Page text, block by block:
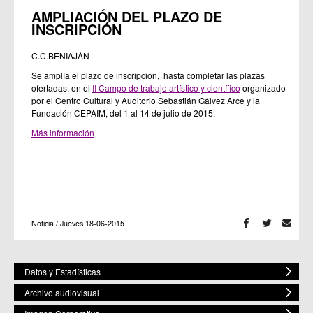
AMPLIACIÓN DEL PLAZO DE
INSCRIPCIÓN
C.C.BENIAJÁN
Se amplía el plazo de inscripción, hasta completar las plazas
ofertadas, en el II Campo de trabajo artístico y científico organizado
por el Centro Cultural y Auditorio Sebastián Gálvez Arce y la
Fundación CEPAIM, del 1 al 14 de julio de 2015.
Más información
Noticia / Jueves 18-06-2015
Datos y Estadísticas
Archivo audiovisual